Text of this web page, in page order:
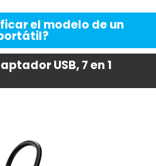
el modelo de un
USB, 7 en 1